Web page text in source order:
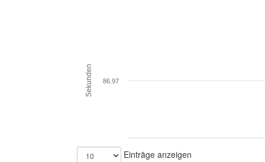
Sekunden 86.97
Einträge anzeigen